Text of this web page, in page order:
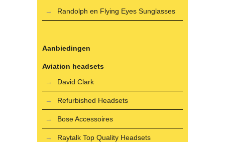
Randolph en Flying Eyes Sunglasses
Aanbiedingen
Aviation headsets
David Clark
Refurbished Headsets
Bose Accessoires
Raytalk Top Quality Headsets